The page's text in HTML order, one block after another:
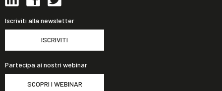
Iscriviti alla newsletter
ISCRIVITI
Partecipa ai nostri webinar
SCOPRI I WEBINAR